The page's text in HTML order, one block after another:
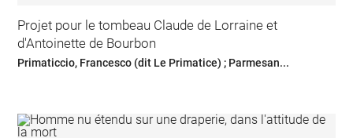
Projet pour le tombeau Claude de Lorraine et
d'Antoinette de Bourbon
Primaticcio, Francesco (dit Le Primatice) ; Parmesan...